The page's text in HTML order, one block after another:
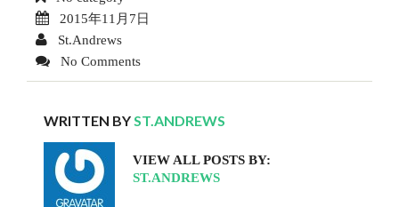
2015年11月7日
St.Andrews
No Comments
WRITTEN BYST.ANDREWS
VIEW ALL POSTS BY:
ST.ANDREWS